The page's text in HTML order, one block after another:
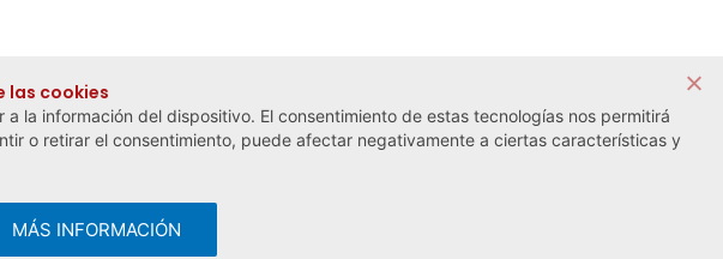
Noticia siguiente →
las cookies
la información del dispositivo. El consentimiento de estas tecnologías nos permitirá
o retirar el consentimiento, puede afectar negativamente a ciertas características y
MÁS INFORMACIÓN